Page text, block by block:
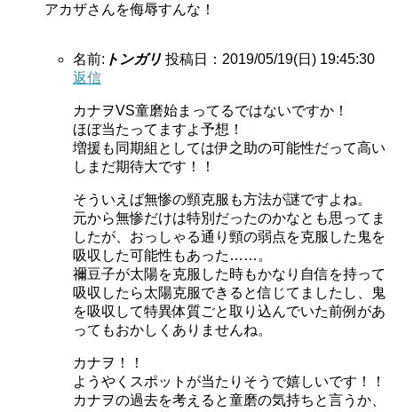
アカザさんを侮辱すんな！
名前: トンガリ 投稿日：2019/05/19(日) 19:45:30
返信
カナヲVS童磨始まってるではないですか！
ほぼ当たってますよ予想！
増援も同期組としては伊之助の可能性だって高い
しまだ期待大です！！
そういえば無惨の頸克服も方法が謎ですよね。
元から無惨だけは特別だったのかなとも思ってま
したが、おっしゃる通り頸の弱点を克服した鬼を
吸収した可能性もあった……。
禰豆子が太陽を克服した時もかなり自信を持って
吸収したら太陽克服できると信じてましたし、鬼
を吸収して特異体質ごと取り込んでいた前例があ
ってもおかしくありませんね。
カナヲ！！
ようやくスポットが当たりそうで嬉しいです！！
カナヲの過去を考えると童磨の気持ちと言うか、